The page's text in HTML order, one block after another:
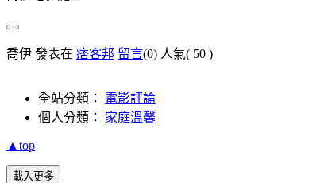
喬伊 發表在 痞客邦 留言(0) 人氣( 50 )
全站分類： 電影評論
個人分類： 家庭溫馨
▲top
載入更多